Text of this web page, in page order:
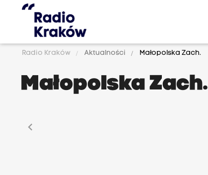
Radio Kraków Aktualności Małopolska Zach.
Małopolska Zach.
chevron_left